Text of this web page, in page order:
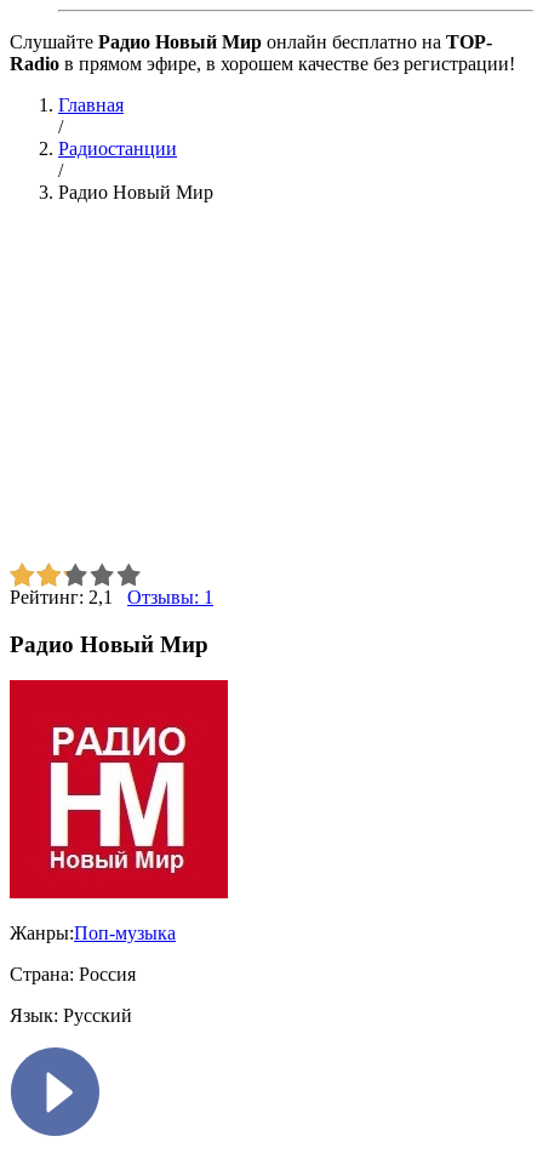
Cлушайте Радио Новый Мир онлайн бесплатно на TOP-
Radio в прямом эфире, в хорошем качестве без регистрации!
Главная
/
Радиостанции
/
Радио Новый Мир
Рейтинг: 2,1 Отзывы: 1
Радио Новый Мир
Жанры:Поп-музыка
Страна: Россия
Язык: Русский